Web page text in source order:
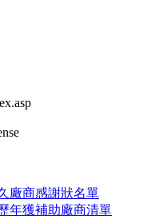
廠商感謝狀名單
年獲補助廠商清單